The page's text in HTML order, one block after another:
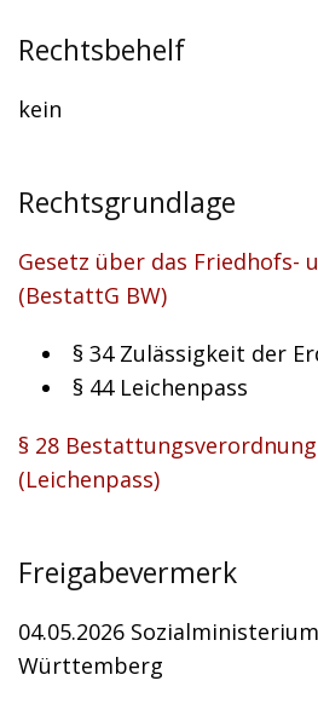
Rechtsbehelf
kein
Rechtsgrundlage
Gesetz über das Friedhofs-
(BestattG BW)
§ 34Zulässigkeit der
§ 44 Leichenpass
§ 28
(Leichenpass)
Freigabevermerk
04.05.2026
Württemberg